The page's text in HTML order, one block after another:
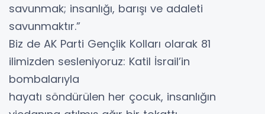
savunmak; insanlığı, barışı ve adaleti
savunmaktır.”
Biz de AK Parti Gençlik Kolları olarak 81
ilimizden sesleniyoruz: Katil İsrail’in
bombalarıyla
hayatı söndürülen her çocuk, insanlığın